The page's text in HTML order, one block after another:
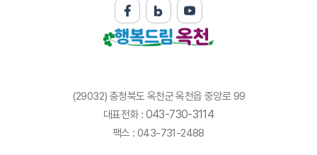
(29032) 충청북도 옥천군 옥천읍 중앙로 99
대표전화 : 043-730-3114
팩스 : 043-731-2488